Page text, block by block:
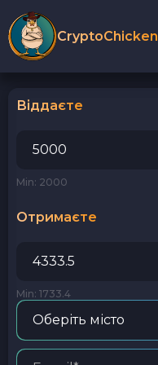
CryptoChicken
Віддаєте
Min: 2000
Отримаєте
Min: 1733.4
Оберіть місто